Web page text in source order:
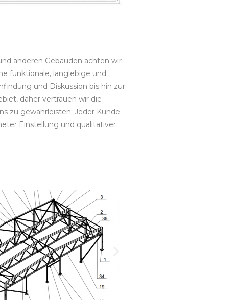
anderen Gebäuden achten wir
funktionale, langlebige und
und Diskussion bis hin zur
daher vertrauen wir die
zu gewährleisten. Jeder Kunde
Einstellung und qualitativer